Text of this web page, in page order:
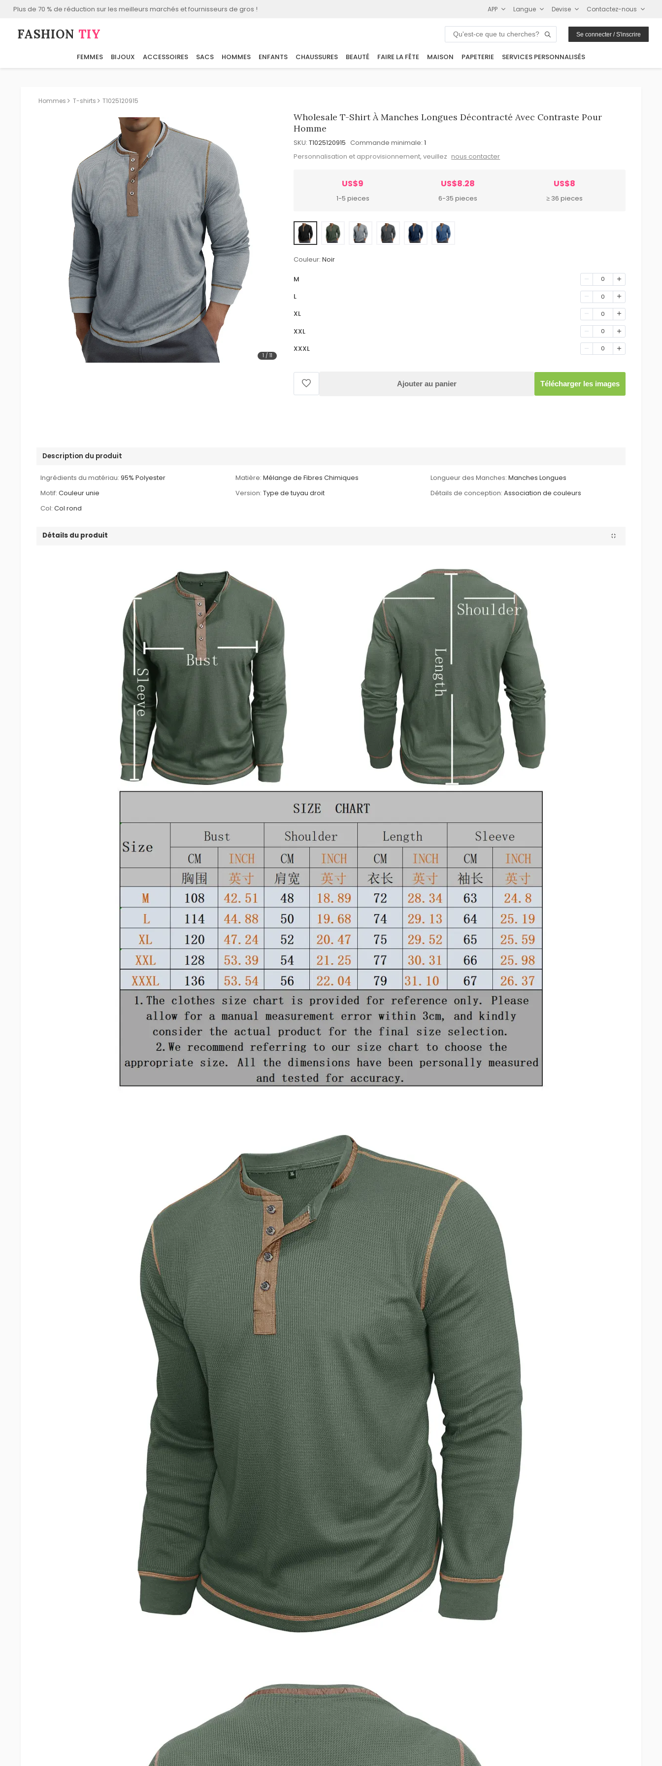
Plus de 70 % de réduction sur les meilleurs marchés et fournisseurs de gros ! APP Langue Devise Contactez-nous
FASHION⁠ TIY Se connecter / S'inscrire
FEMMES BIJOUX ACCESSOIRES SACS HOMMES ENFANTS CHAUSSURES BEAUTÉ FAIRE LA FÊTE MAISON PAPETERIE SERVICES PERSONNALISÉS
Hommes T-shirts T1025120915
1 / 11
Wholesale T-Shirt À Manches Longues Décontracté Avec Contraste Pour
Homme
SKU: T1025120915 Commande minimale: 1
Personnalisation et approvisionnement, veuillez nous contacter
US$9
1-5 pieces
US$8.28
6-35 pieces
US$8
≥ 36 pieces
Couleur: Noir
M 0
L 0
XL 0
XXL 0
XXXL 0
Ajouter au panier Télécharger les images
Description du produit
Ingrédients du matériau: 95% Polyester Matière: Mélange de Fibres Chimiques Longueur des Manches: Manches Longues
Motif: Couleur unie Version: Type de tuyau droit Détails de conception: Association de couleurs
Col: Col rond
Détails du produit